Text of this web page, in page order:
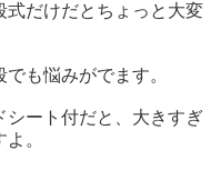
式だけだとちょっと大変
も悩みがでます。
シート付だと、大きすぎ
。